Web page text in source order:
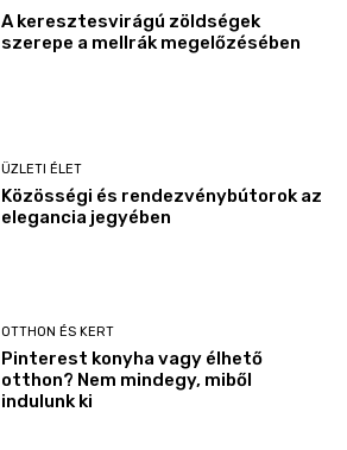
A keresztesvirágú zöldségek
szerepe a mellrák megelőzésében
ÜZLETI ÉLET
Közösségi és rendezvénybútorok az
elegancia jegyében
OTTHON ÉS KERT
Pinterest konyha vagy élhető
otthon? Nem mindegy, miből
indulunk ki